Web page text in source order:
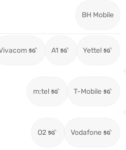
BH Mobile
A1 Yettel
m:tel T-Mobile
O2 Vodafone